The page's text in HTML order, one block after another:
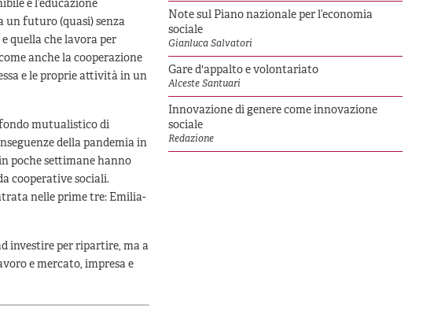
e l’educazione
un futuro (quasi) senza
quella che lavora per
anche la cooperazione
e le proprie attività in un
mutualistico di
della pandemia in
poche settimane hanno
cooperative sociali.
nelle prime tre: Emilia-
investire per ripartire, ma a
e mercato, impresa e
Note sul Piano nazionale per l’economia
sociale
Gianluca Salvatori
Gare d'appalto e volontariato
Alceste Santuari
Innovazione di genere come innovazione
sociale
Redazione